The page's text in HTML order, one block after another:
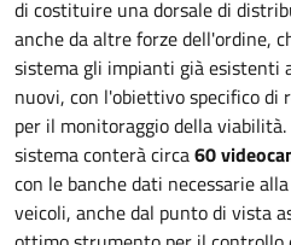
di costituire una dorsale di
anche da altre forze dell'ordine,
sistema gli impianti già esistenti
nuovi, con l'obiettivo specifico di
per il monitoraggio della
sistema conterà circa60
con le banche dati necessarie
veicoli, anche dal punto di vista